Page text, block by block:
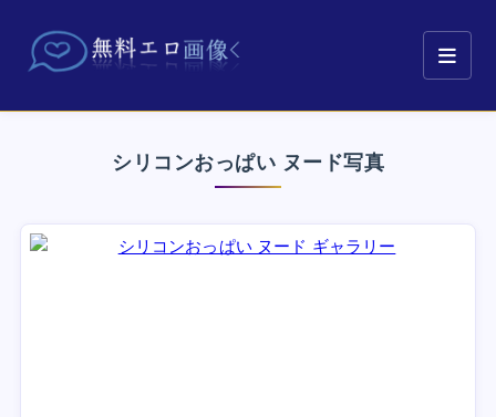
シリコンおっぱい ヌード写真